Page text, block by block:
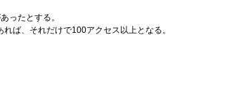
ったとする。
ば、それだけで100アクセス以上となる。